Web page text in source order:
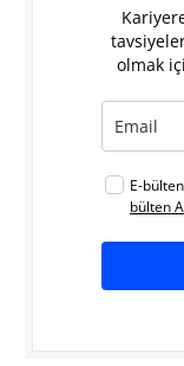
olmak
E-bülten
bülten